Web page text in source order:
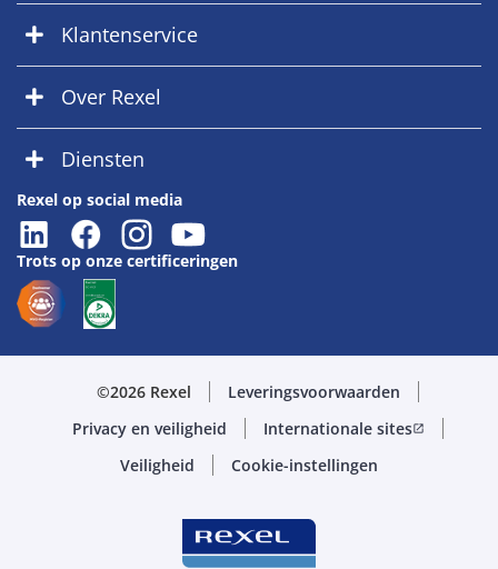
Klantenservice
Over Rexel
Diensten
Rexel op social media
Trots op onze certificeringen
©2026 Rexel
Leveringsvoorwaarden
Privacy en veiligheid
Internationale sitesopen_in_new
Veiligheid Cookie-instellingen